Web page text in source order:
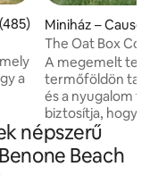
értékelés: 5/4,99, 485
a
Miniház –
and Glens
The Oat Box
Coast Ireland
A megemelt
termőföldön
és a nyugalom
biztosítja, hogy
elmenekülhess a világ
Bedford TK
alakítottuk át
népszerű
Beach